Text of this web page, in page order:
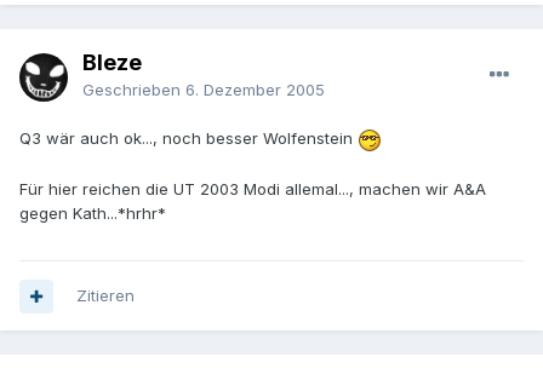
Bleze
Geschrieben 6. Dezember 2005
Q3 wär auch ok..., noch besser Wolfenstein
Für hier reichen die UT 2003 Modi allemal..., machen wir A&A
gegen Kath...*hrhr*
Zitieren